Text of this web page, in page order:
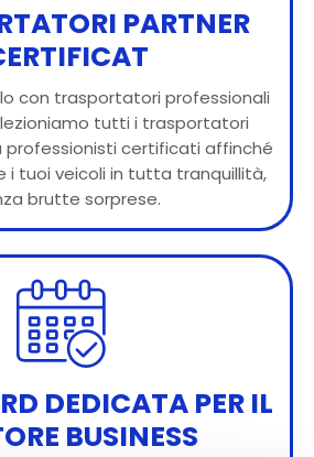
PARTNER
con trasportatori professionali
tutti i trasportatori
certificati affinché
i tuoi veicoli in tutta tranquillità,
brutte sorprese.
DEDICATA PER IL
BUSINESS